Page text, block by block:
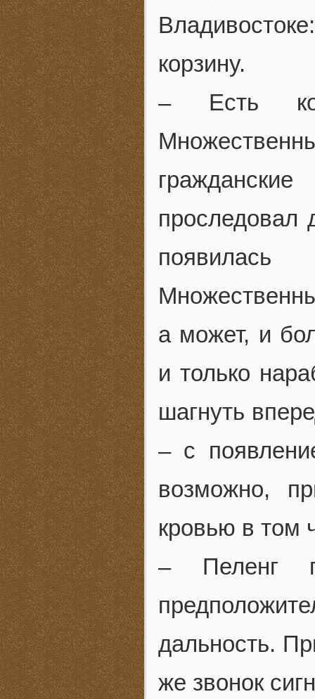
корзину.
– Есть
проследовал
а может, и
и только
шагнуть
– с
возможно,
кровью в том
– Пеленг
дальность.
же звонок